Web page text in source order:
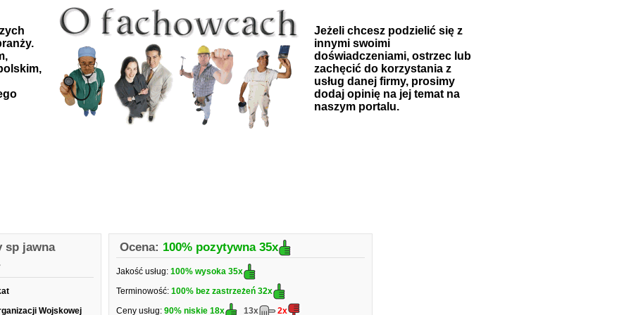
Jeżeli chcesz podzielić się z
innymi swoimi
doświadczeniami, ostrzec lub
zachęcić do korzystania z
usług danej firmy, prosimy
dodaj opinię na jej temat na
naszym portalu.
sp jawna
Wojskowej
Ocena: 100% pozytywna 35x
Jakość usług: 100% wysoka 35x
Terminowość: 100% bez zastrzeżeń 32x
Ceny usług: 90% niskie 18x 13x 2x